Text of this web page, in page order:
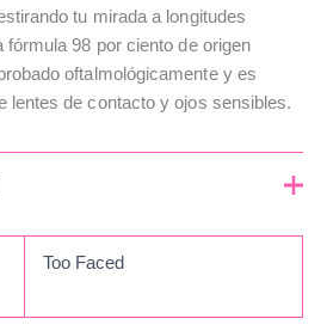
tu mirada a longitudes
fórmula 98 por ciento de origen
oftalmológicamente y es
lentes de contacto y ojos sensibles.
Too Faced